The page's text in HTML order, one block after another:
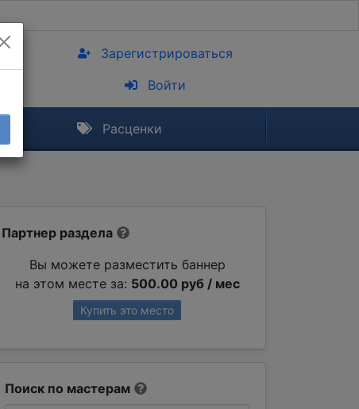
Зарегистрироваться
Войти
Расценки
Партнер раздела
Вы можете разместить баннер
на этом месте за: 500.00 руб / мес
Купить это место
Поиск по мастерам